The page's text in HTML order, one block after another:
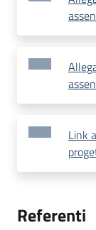
Link
Referenti